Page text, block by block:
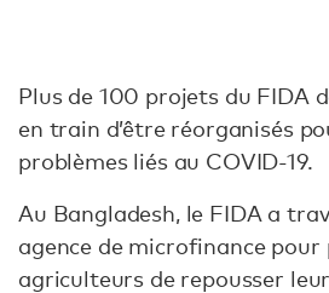
Plus de 100 projets du FIDA
en train d’être réorganisés
problèmes liés au COVID-19.
Au Bangladesh, le FIDA a
agence de microfinance
agriculteurs de repousser